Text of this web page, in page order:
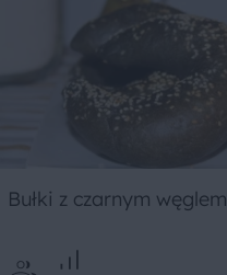
Bułki z czarnym węglem